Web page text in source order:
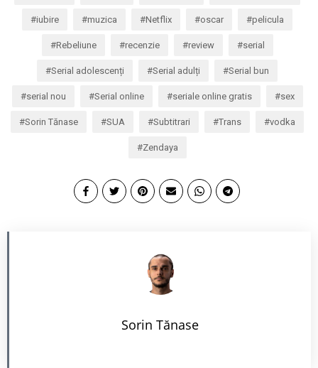
iubire muzica Netflix oscar pelicula
Rebeliune recenzie review serial
Serial adolescenți Serial adulți Serial bun
serial nou Serial online seriale online gratis sex
Sorin Tănase SUA Subtitrari Trans vodka
Zendaya
Sorin Tănase